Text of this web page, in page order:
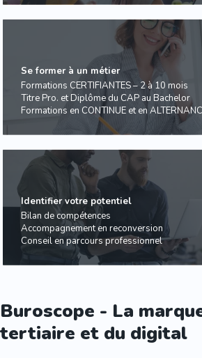
Se former à un métier
Formations CERTIFIANTES – 2 à 10 mois
Titre Pro. et Diplôme du CAP au Bachelor
Formations en CONTINUE et en
Identifier votre potentiel
Bilan de compétences
Accompagnement en reconversion
Conseil en parcours professionnel
Buroscope - La
tertiaire et du digital